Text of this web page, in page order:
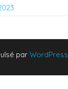
par WordPress